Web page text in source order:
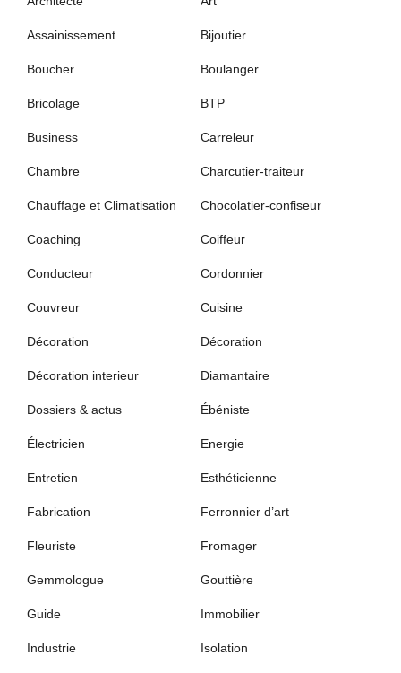
Assainissement Bijoutier
Boucher Boulanger
Bricolage BTP
Business Carreleur
Chambre Charcutier-traiteur
Chauffage et Climatisation Chocolatier-confiseur
Coaching Coiffeur
Conducteur Cordonnier
Couvreur Cuisine
Décoration Décoration
Décoration interieur Diamantaire
Dossiers & actus Ébéniste
Électricien Energie
Entretien Esthéticienne
Fabrication Ferronnier d’art
Fleuriste Fromager
Gemmologue Gouttière
Guide Immobilier
Industrie Isolation